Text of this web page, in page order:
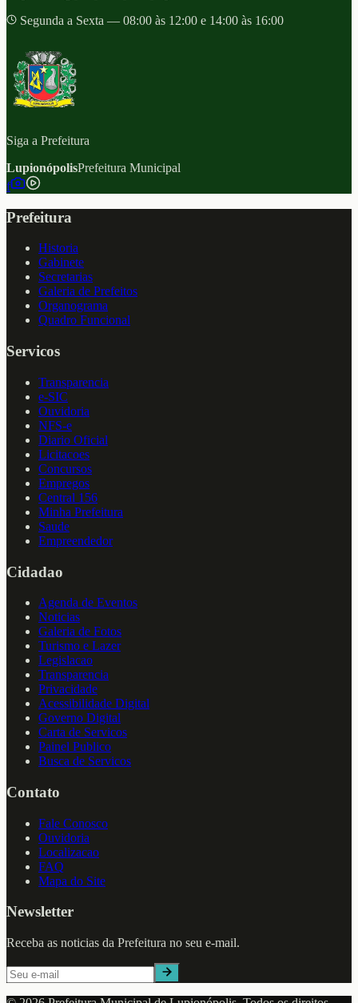
Segunda a Sexta — 08:00 às 12:00 e 14:00 às 16:00
Siga a Prefeitura
LupionópolisPrefeitura Municipal
f
Prefeitura
Historia
Gabinete
Secretarias
Galeria de Prefeitos
Organograma
Quadro Funcional
Servicos
Transparencia
e-SIC
Ouvidoria
NFS-e
Diario Oficial
Licitacoes
Concursos
Empregos
Central 156
Minha Prefeitura
Saude
Empreendedor
Cidadao
Agenda de Eventos
Noticias
Galeria de Fotos
Turismo e Lazer
Legislacao
Transparencia
Privacidade
Acessibilidade Digital
Governo Digital
Carta de Servicos
Painel Publico
Busca de Servicos
Contato
Fale Conosco
Ouvidoria
Localizacao
FAQ
Mapa do Site
Newsletter
Receba as noticias da Prefeitura no seu e-mail.